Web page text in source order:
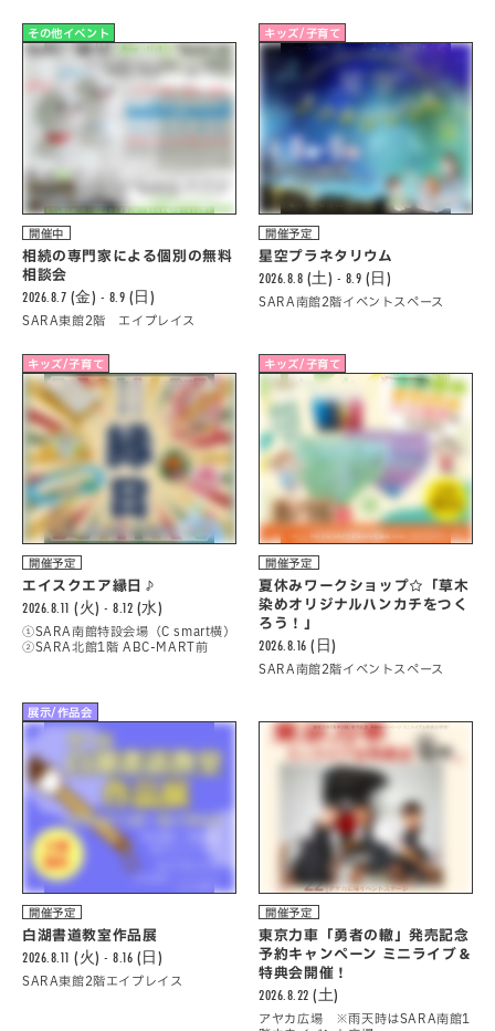
その他イベント
開催中
相続の専門家による個別の無料
相談会
2026.8.7 (金) - 8.9 (日)
SARA東館2階 エイプレイス
キッズ/子育て
開催予定
星空プラネタリウム
2026.8.8 (土) - 8.9 (日)
SARA南館2階イベントスペース
キッズ/子育て
開催予定
エイスクエア縁日♪
2026.8.11 (火) - 8.12 (水)
①SARA南館特設会場（C smart横）
②SARA北館1階 ABC-MART前
キッズ/子育て
開催予定
夏休みワークショップ☆「草木
染めオリジナルハンカチをつく
ろう！」
2026.8.16 (日)
SARA南館2階イベントスペース
展示/作品会
開催予定
白湖書道教室作品展
2026.8.11 (火) - 8.16 (日)
SARA東館2階エイプレイス
開催予定
東京力車「勇者の轍」発売記念
予約キャンペーン ミニライブ＆
特典会開催！
2026.8.22 (土)
アヤカ広場 ※雨天時はSARA南館1